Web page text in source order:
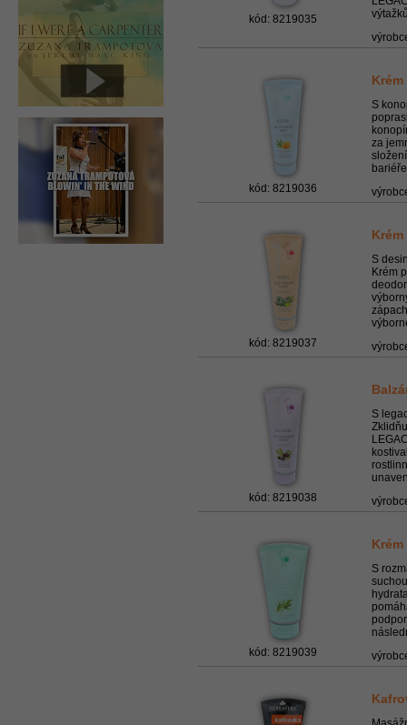
kód: 8219035
kód: 8219036
S
za
kód: 8219037
S
Krém
kód: 8219038
S
kód: 8219039
S